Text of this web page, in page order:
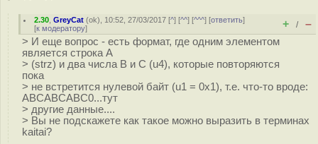
2.30 ,GreyCat (ok), 10:52, 27/03/2017 [^] [^^] [^^^] [ответить]
[к модератору] + / –
> И еще вопрос - есть формат, где одним элементом
является строка A
> (strz) и два числа B и C (u4), которые повторяются
пока
> не встретится нулевой байт (u1 = 0x1), т.е. что-то вроде:
ABCABCABC0...тут
> другие данные....
> Вы не подскажете как такое можно выразить в терминах
kaitai?